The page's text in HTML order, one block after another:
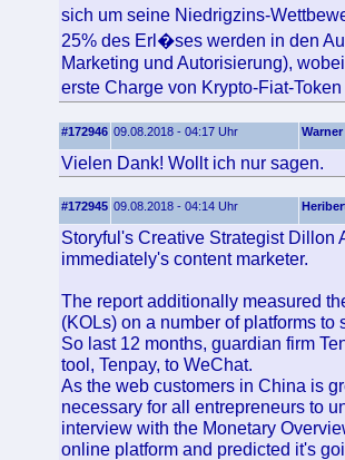
sich um seine Niedrigzins-
25% des Erl�ses werden in den
Marketing und Autorisierung),
erste Charge von Krypto-Fiat-
#172946 09.08.2018 - 04:17 Uhr Warner
Vielen Dank! Wollt ich nur sagen.
#172945 09.08.2018 - 04:14 Uhr
Storyful's Creative Strategist Dillon
immediately's content marketer.
The report additionally measured
(KOLs) on a number of platforms
So last 12 months, guardian firm
tool, Tenpay, to WeChat.
As the web customers in China is
necessary for all entrepreneurs to
interview with the Monetary
online platform and predicted it's